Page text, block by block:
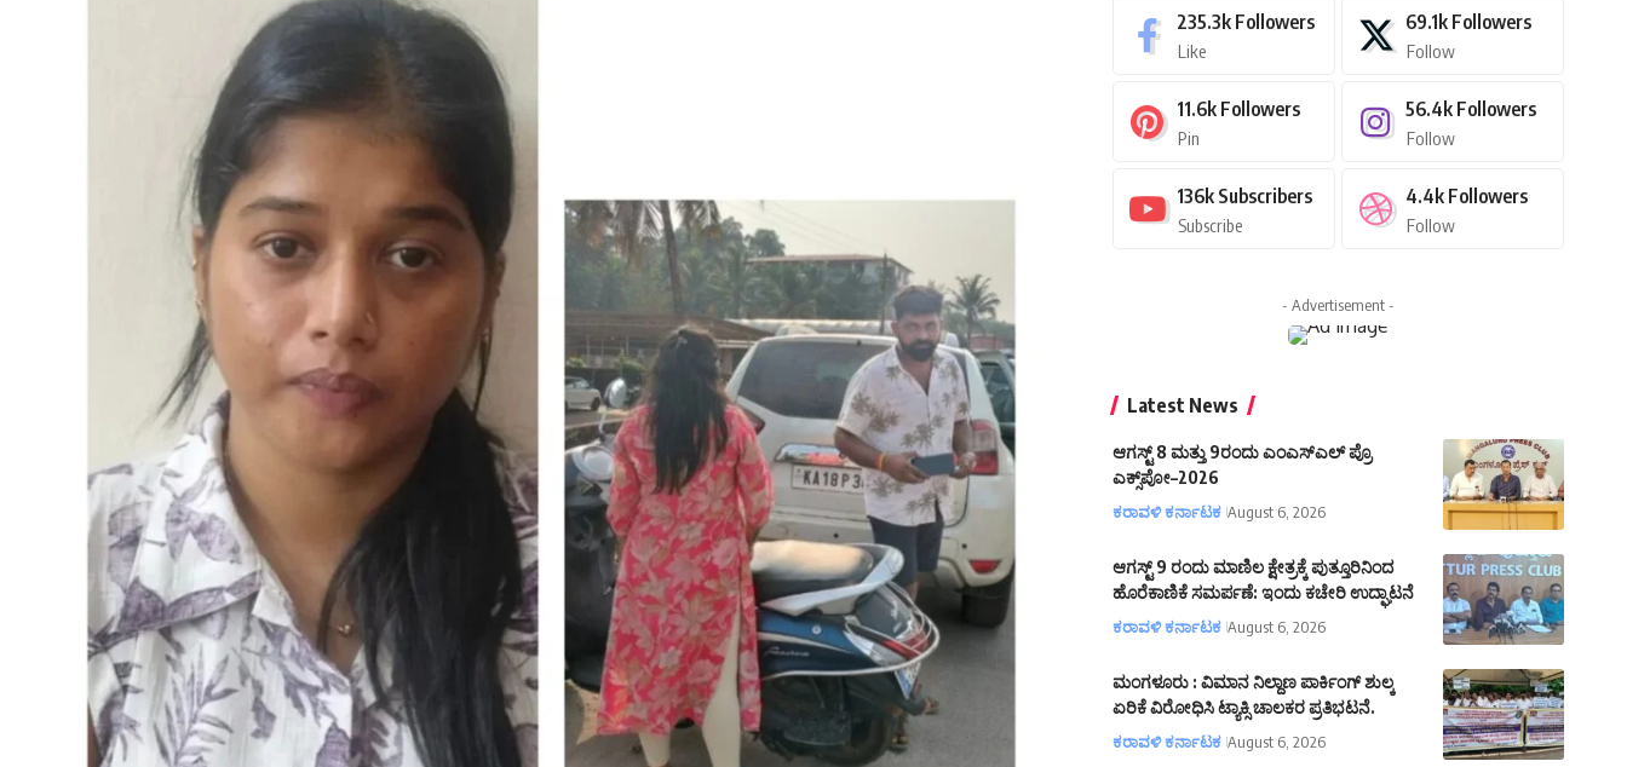
235.3k Followers
Like
69.1k Followers
Follow
11.6k Followers
Pin
56.4k Followers
Follow
136k Subscribers
Subscribe
4.4k Followers
Follow
- Advertisement -
Latest News
ಆಗಸ್ಟ್‌ 8 ಮತ್ತು 9ರಂದು ಎಂಎಸ್‌ಎಲ್ ಪ್ರೊ
ಎಕ್ಸ್‌ಪೋ–2026
ಕರಾವಳಿ ಕರ್ನಾಟಕ August 6, 2026
ಆಗಸ್ಟ್ 9 ರಂದು ಮಾಣಿಲ ಕ್ಷೇತ್ರಕ್ಕೆ ಪುತ್ತೂರಿನಿಂದ
ಹೊರೆಕಾಣಿಕೆ ಸಮರ್ಪಣೆ: ಇಂದು ಕಚೇರಿ ಉದ್ಘಾಟನೆ
ಕರಾವಳಿ ಕರ್ನಾಟಕ August 6, 2026
ಮಂಗಳೂರು : ವಿಮಾನ ನಿಲ್ದಾಣ ಪಾರ್ಕಿಂಗ್ ಶುಲ್ಕ
ಏರಿಕೆ ವಿರೋಧಿಸಿ ಟ್ಯಾಕ್ಸಿ ಚಾಲಕರ ಪ್ರತಿಭಟನೆ.
ಕರಾವಳಿ ಕರ್ನಾಟಕ August 6, 2026